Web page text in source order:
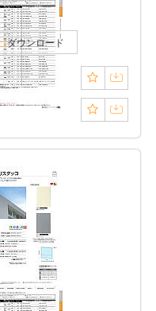
ダウンロード